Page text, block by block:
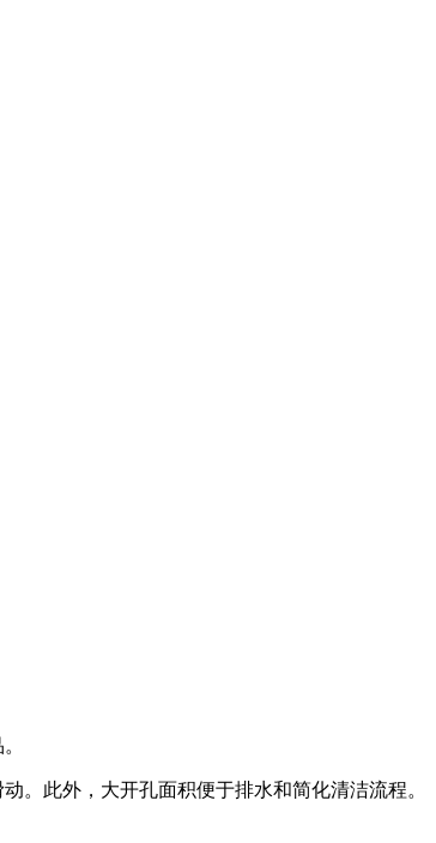
。此外，大开孔面积便于排水和简化清洁流程。